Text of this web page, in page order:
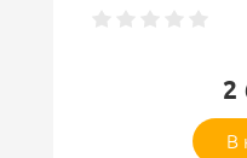
2
В